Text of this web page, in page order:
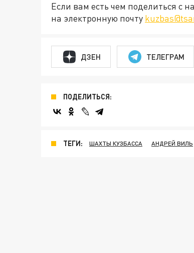
Если вам есть чем поделиться с
на электронную почту
ДЗЕН ТЕЛЕГРАМ
ПОДЕЛИТЬСЯ:
ТЕГИ: ШАХТЫ КУЗБАССА АНДРЕЙ ВИЛЬ